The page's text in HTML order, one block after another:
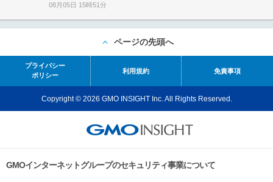
08月05日 15時51分
ページの先頭へ
プライバシー
ポリシー
利用規約 免責事項
Copyright © 2026 GMO INSIGHT Inc. All Rights Reserved.
GMOインターネットグループのセキュリティ事業について